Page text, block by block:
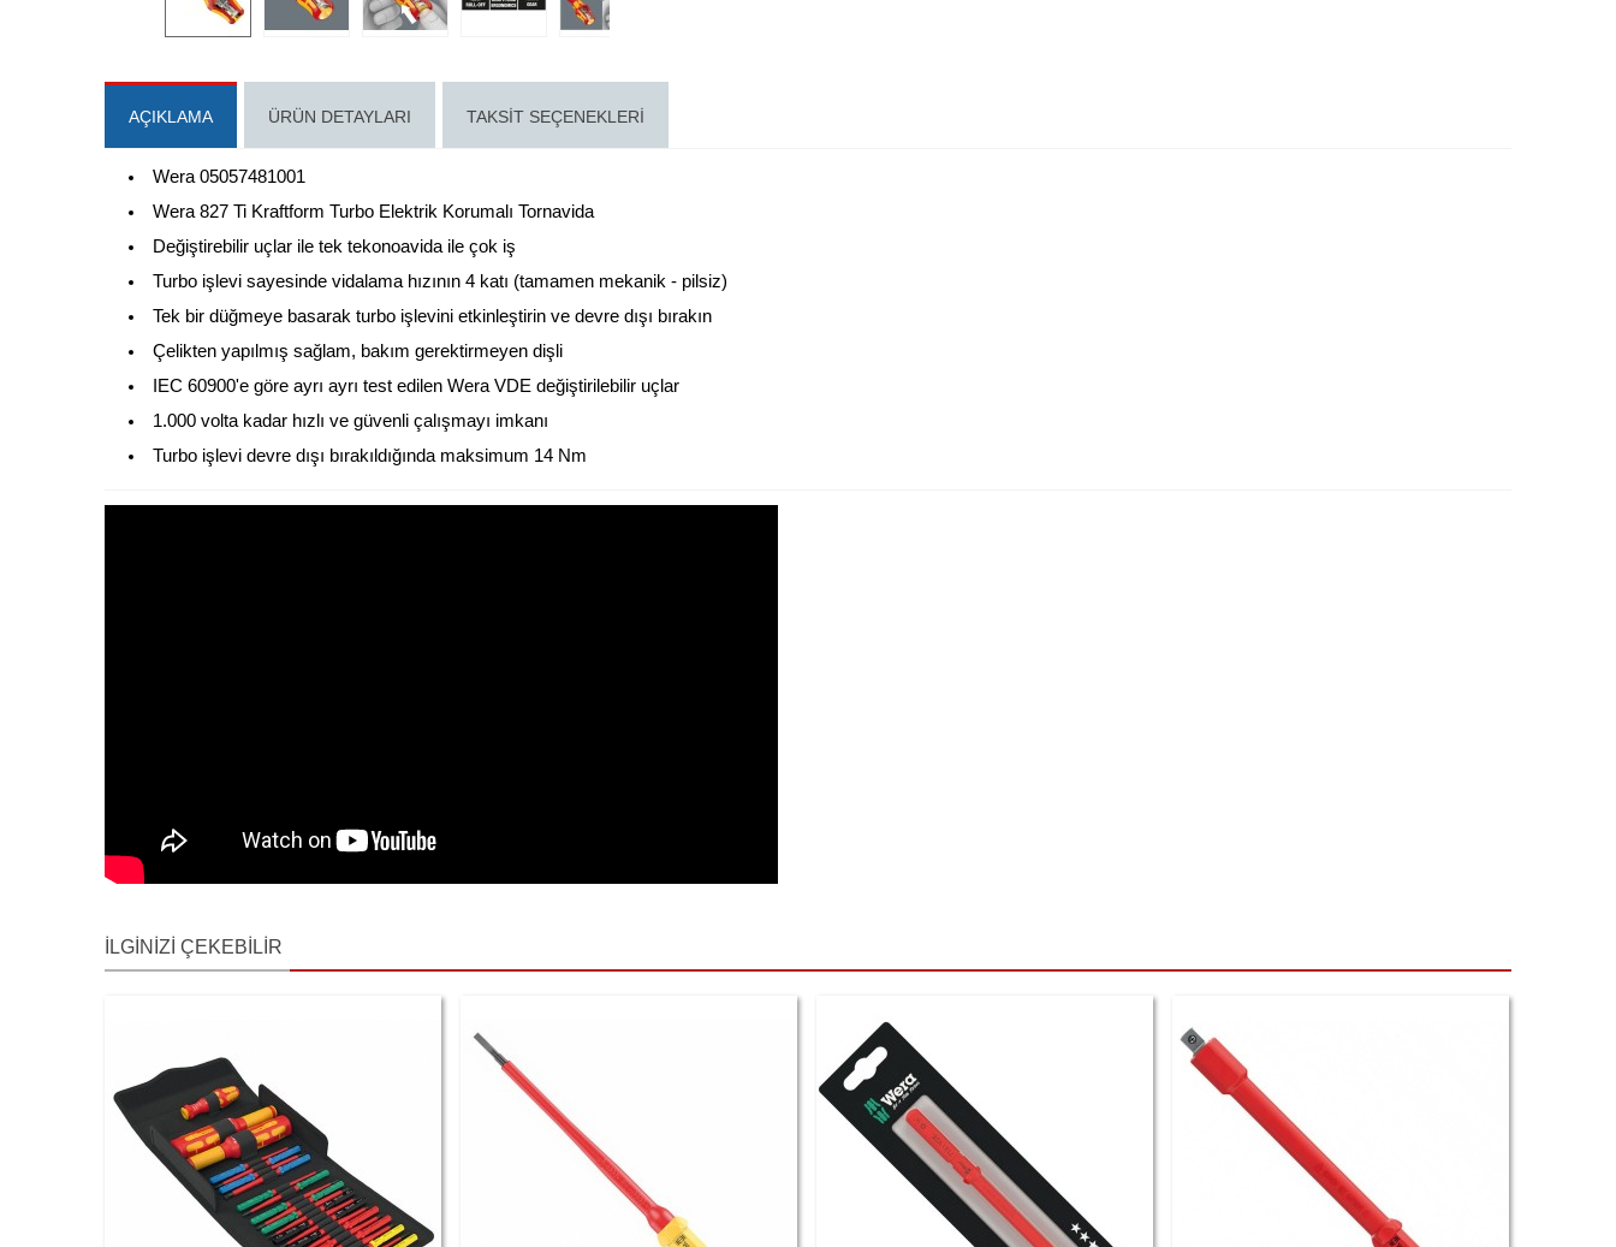
AÇIKLAMA ÜRÜN DETAYLARI TAKSIT SEÇENEKLERI
Wera 05057481001
Wera 827 Ti Kraftform Turbo Elektrik Korumalı Tornavida
Değiştirebilir uçlar ile tek tekonoavida ile çok iş
Turbo işlevi sayesinde vidalama hızının 4 katı (tamamen mekanik - pilsiz)
Tek bir düğmeye basarak turbo işlevini etkinleştirin ve devre dışı bırakın
Çelikten yapılmış sağlam, bakım gerektirmeyen dişli
IEC 60900'e göre ayrı ayrı test edilen Wera VDE değiştirilebilir uçlar
1.000 volta kadar hızlı ve güvenli çalışmayı imkanı
Turbo işlevi devre dışı bırakıldığında maksimum 14 Nm
İLGINIZI ÇEKEBILIR